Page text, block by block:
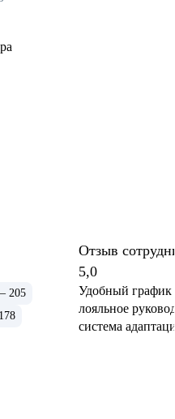
205
Отзыв
5,0
Удобный график
лояльное
система